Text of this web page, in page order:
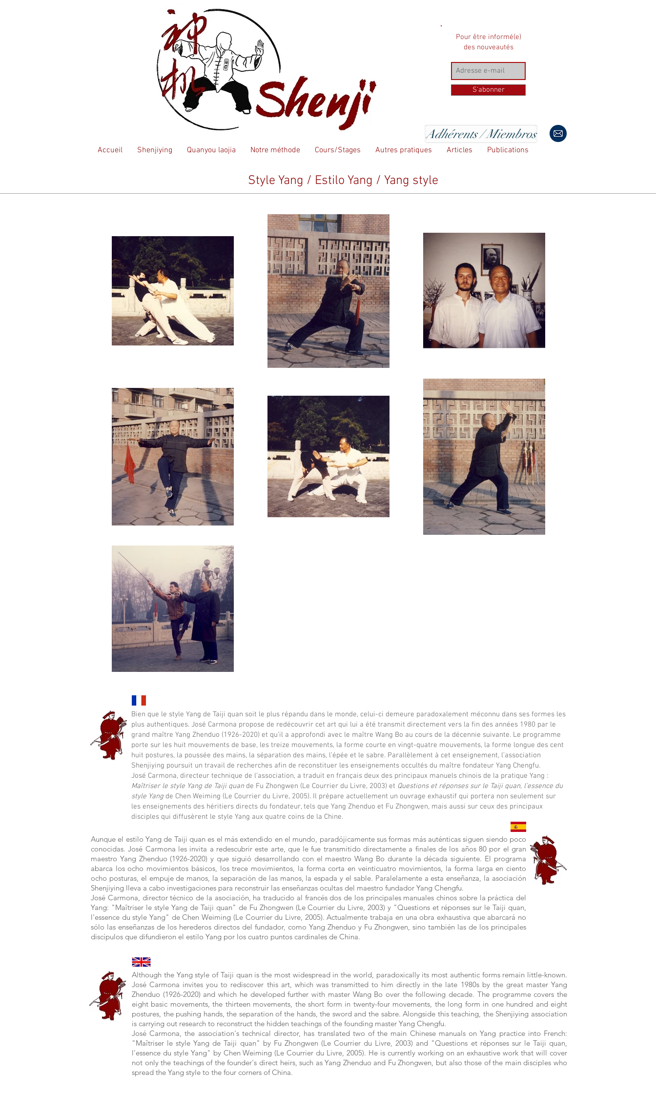
Pour être informé(e)
des nouveautés
S'abonner
Adhérents / Miembros
Accueil Shenjiying Quanyou laojia Notre méthode Cours/Stages Autres pratiques Articles Publications
Style Yang / Estilo Yang / Yang style
Bien que le style Yang de Taiji quan soit le plus répandu dans le monde, celui-ci demeure paradoxalement méconnu dans ses formes les
plus authentiques. José Carmona propose de redécouvrir cet art qui lui a été transmit directement vers la fin des années 1980 par le
grand maître Yang Zhenduo (1926-2020) et qu’il a approfondi avec le maître Wang Bo au cours de la décennie suivante. Le programme
porte sur les huit mouvements de base, les treize mouvements, la forme courte en vingt-quatre mouvements, la forme longue des cent
huit postures, la poussée des mains, la séparation des mains, l’épée et le sabre. Parallèlement à cet enseignement, l’association
Shenjiying poursuit un travail de recherches afin de reconstituer les enseignements occultés du maître fondateur Yang Chengfu.
José Carmona, directeur technique de l’association, a traduit en français deux des principaux manuels chinois de la pratique Yang :
Maîtriser le style Yang de Taiji quan de Fu Zhongwen (Le Courrier du Livre, 2003) et Questions et réponses sur le Taiji quan, l’essence du
style Yang de Chen Weiming (Le Courrier du Livre, 2005). Il prépare actuellement un ouvrage exhaustif qui portera non seulement sur
les enseignements des héritiers directs du fondateur, tels que Yang Zhenduo et Fu Zhongwen, mais aussi sur ceux des principaux
disciples qui diffusèrent le style Yang aux quatre coins de la Chine.
Aunque el estilo Yang de Taiji quan es el más extendido en el mundo, paradójicamente sus formas más auténticas siguen siendo poco
conocidas. José Carmona les invita a redescubrir este arte, que le fue transmitido directamente a finales de los años 80 por el gran
maestro Yang Zhenduo (1926-2020) y que siguió desarrollando con el maestro Wang Bo durante la década siguiente. El programa
abarca los ocho movimientos básicos, los trece movimientos, la forma corta en veinticuatro movimientos, la forma larga en ciento
ocho posturas, el empuje de manos, la separación de las manos, la espada y el sable. Paralelamente a esta enseñanza, la asociación
Shenjiying lleva a cabo investigaciones para reconstruir las enseñanzas ocultas del maestro fundador Yang Chengfu.
José Carmona, director técnico de la asociación, ha traducido al francés dos de los principales manuales chinos sobre la práctica del
Yang: "Maîtriser le style Yang de Taiji quan" de Fu Zhongwen (Le Courrier du Livre, 2003) y "Questions et réponses sur le Taiji quan,
l'essence du style Yang" de Chen Weiming (Le Courrier du Livre, 2005). Actualmente trabaja en una obra exhaustiva que abarcará no
sólo las enseñanzas de los herederos directos del fundador, como Yang Zhenduo y Fu Zhongwen, sino también las de los principales
discípulos que difundieron el estilo Yang por los cuatro puntos cardinales de China.
Although the Yang style of Taiji quan is the most widespread in the world, paradoxically its most authentic forms remain little-known.
José Carmona invites you to rediscover this art, which was transmitted to him directly in the late 1980s by the great master Yang
Zhenduo (1926-2020) and which he developed further with master Wang Bo over the following decade. The programme covers the
eight basic movements, the thirteen movements, the short form in twenty-four movements, the long form in one hundred and eight
postures, the pushing hands, the separation of the hands, the sword and the sabre. Alongside this teaching, the Shenjiying association
is carrying out research to reconstruct the hidden teachings of the founding master Yang Chengfu.
José Carmona, the association's technical director, has translated two of the main Chinese manuals on Yang practice into French:
"Maîtriser le style Yang de Taiji quan" by Fu Zhongwen (Le Courrier du Livre, 2003) and "Questions et réponses sur le Taiji quan,
l'essence du style Yang" by Chen Weiming (Le Courrier du Livre, 2005). He is currently working on an exhaustive work that will cover
not only the teachings of the founder's direct heirs, such as Yang Zhenduo and Fu Zhongwen, but also those of the main disciples who
spread the Yang style to the four corners of China.